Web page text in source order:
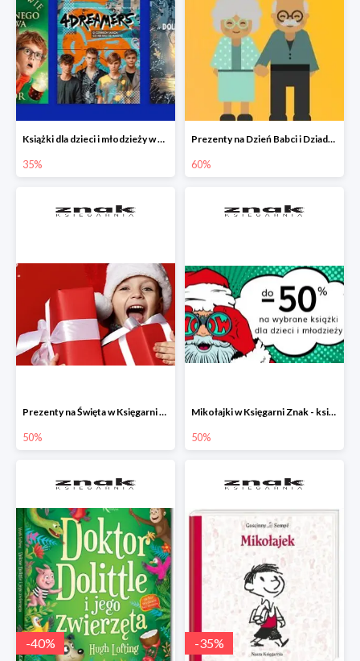
Książki dla dzieci i młodzieży w Księgarni Znak do -35%
35%
Prezenty na Dzień Babci i Dziadka w Księgarni Znak do -60%
60%
Prezenty na Święta w Księgarni Znak -50%
50%
Mikołajki w Księgarni Znak - książki dla dzieci i młodzieży do -50%
50%
-40% -35%